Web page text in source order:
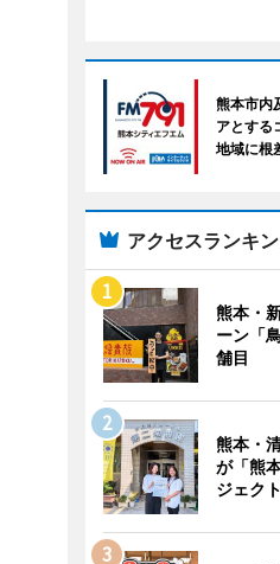
熊本市内
アとする
地域に根
アクセスランキ
熊本・
ーン「
舗目
熊本・
が「熊
ジェク